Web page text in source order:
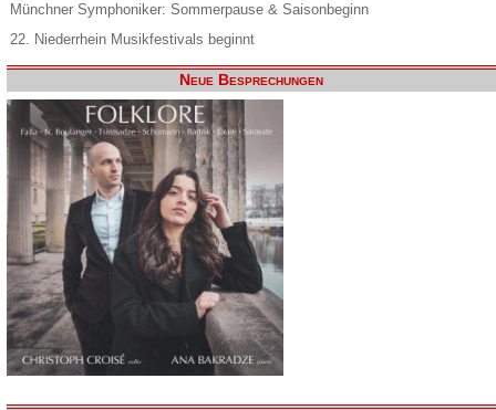
Münchner Symphoniker: Sommerpause & Saisonbeginn
22. Niederrhein Musikfestivals beginnt
Neue Besprechungen